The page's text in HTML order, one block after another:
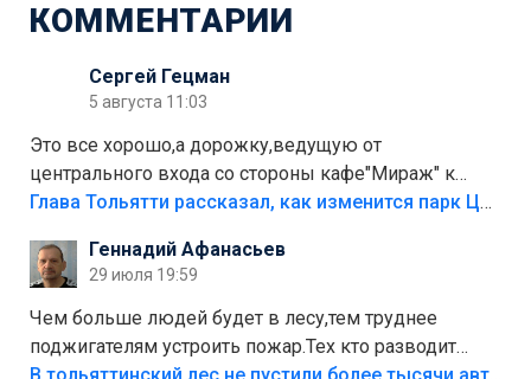
КОММЕНТАРИИ
Сергей Гецман
5 августа 11:03
Это все хорошо,а дорожку,ведущую от
центрального входа со стороны кафе"Мираж" к
аттракционам слабо доделать?А то бордюры
лежала в парке и испортилась.Да еще,видимо,часть
украли.
Глава Тольятти рассказал, как изменится парк Центрального района
Геннадий Афанасьев
29 июля 19:59
Чем больше людей будет в лесу,тем труднее
поджигателям устроить пожар.Тех кто разводит